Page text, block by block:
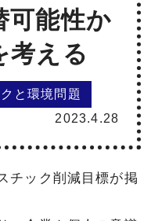
可能性か
考える
と環境問題
2023.4.28
チック削減目標が掲